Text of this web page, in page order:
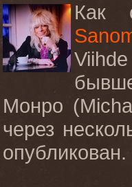
Как
Viihde
Монро (
через
опубликован.